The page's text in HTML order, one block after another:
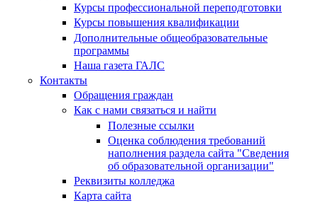
Курсы профессиональной переподготовки
Курсы повышения квалификации
Дополнительные общеобразовательные
программы
Наша газета ГАЛС
Контакты
Обращения граждан
Как с нами связаться и найти
Полезные ссылки
Оценка соблюдения требований
наполнения раздела сайта "Сведения
об образовательной организации"
Реквизиты колледжа
Карта сайта